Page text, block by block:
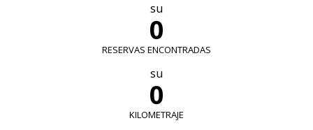
su
0
RESERVAS ENCONTRADAS
su
0
KILOMETRAJE